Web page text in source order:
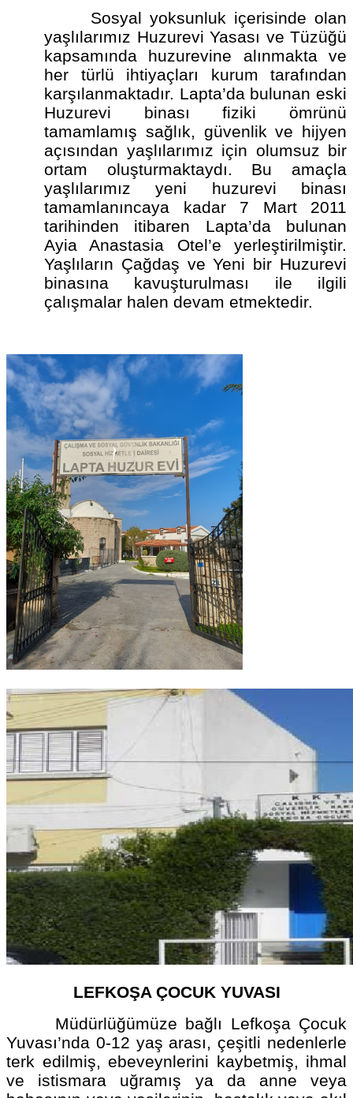
Sosyal yoksunluk içerisinde olan
yaşlılarımız Huzurevi Yasası ve Tüzüğü
kapsamında huzurevine alınmakta ve
her türlü ihtiyaçları kurum tarafından
karşılanmaktadır. Lapta’da bulunan eski
Huzurevi binası fiziki ömrünü
tamamlamış sağlık, güvenlik ve hijyen
açısından yaşlılarımız için olumsuz bir
ortam oluşturmaktaydı. Bu amaçla
yaşlılarımız yeni huzurevi binası
tamamlanıncaya kadar 7 Mart 2011
tarihinden itibaren Lapta’da bulunan
Ayia Anastasia Otel’e yerleştirilmiştir.
Yaşlıların Çağdaş ve Yeni bir Huzurevi
binasına kavuşturulması ile ilgili
çalışmalar halen devam etmektedir.
LEFKOŞA ÇOCUK YUVASI
Müdürlüğümüze bağlı Lefkoşa Çocuk
Yuvası’nda 0-12 yaş arası, çeşitli nedenlerle
terk edilmiş, ebeveynlerini kaybetmiş, ihmal
ve istismara uğramış ya da anne veya